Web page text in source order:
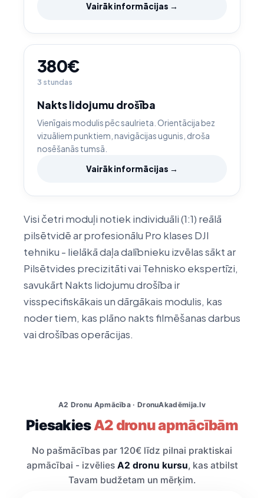
Vairāk informācijas →
380€
3 stundas
Nakts lidojumu drošība
Vienīgais modulis pēc saulrieta. Orientācija bez
vizuāliem punktiem, navigācijas ugunis, droša
nosēšanās tumsā.
Vairāk informācijas →
Visi četri moduļi notiek individuāli (1:1) reālā
pilsētvidē ar profesionālu Pro klases DJI
tehniku - lielākā daļa dalībnieku izvēlas sākt ar
Pilsētvides precizitāti vai Tehnisko ekspertīzi,
savukārt Nakts lidojumu drošība ir
visspecifiskākais un dārgākais modulis, kas
noder tiem, kas plāno nakts filmēšanas darbus
vai drošības operācijas.
A2 Dronu Apmācība · DronuAkadēmija.lv
PiesakiesA2 dronu apmācībām
No pašmācības par 120€ līdz pilnai praktiskai
apmācībai - izvēlies A2 dronu kursu, kas atbilst
Tavam budžetam un mērķim.